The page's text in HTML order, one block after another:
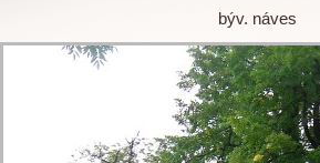
býv. náves